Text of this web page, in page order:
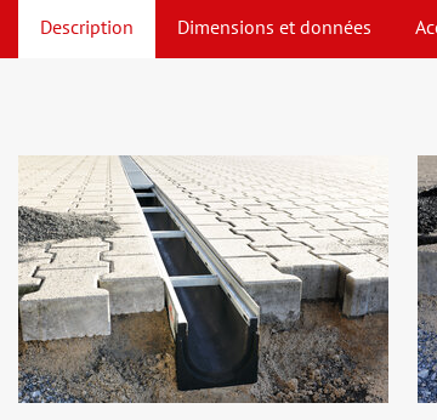
Description Dimensions et données